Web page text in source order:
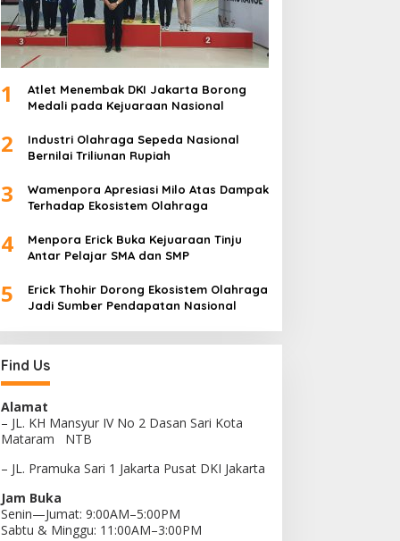
1
Atlet Menembak DKI Jakarta Borong
Medali pada Kejuaraan Nasional
2
Industri Olahraga Sepeda Nasional
Bernilai Triliunan Rupiah
3
Wamenpora Apresiasi Milo Atas Dampak
Terhadap Ekosistem Olahraga
4
Menpora Erick Buka Kejuaraan Tinju
Antar Pelajar SMA dan SMP
5
Erick Thohir Dorong Ekosistem Olahraga
Jadi Sumber Pendapatan Nasional
Find Us
Alamat
– JL. KH Mansyur IV No 2 Dasan Sari Kota
Mataram NTB
– JL. Pramuka Sari 1 Jakarta Pusat DKI Jakarta
Jam Buka
Senin—Jumat: 9:00AM–5:00PM
Sabtu & Minggu: 11:00AM–3:00PM